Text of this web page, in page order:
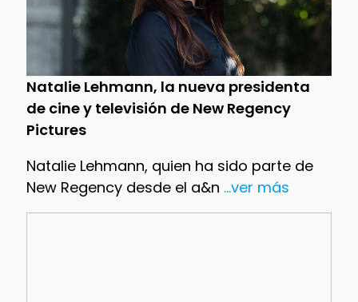
Natalie Lehmann, la nueva presidenta
de cine y televisión de New Regency
Pictures
Natalie Lehmann, quien ha sido parte de
New Regency desde el a&n ...ver más